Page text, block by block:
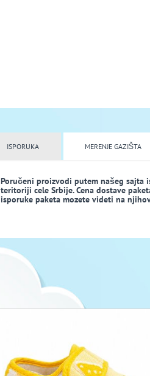
ISPORUKA MERENJE GAZIŠTA
Poručeni proizvodi putem našeg sajta
teritoriji cele Srbije. Cena dostave
isporuke paketa mozete videti na